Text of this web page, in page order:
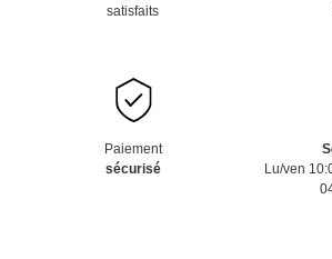
satisfaits
Paiement
sécurisé
Lu/ven